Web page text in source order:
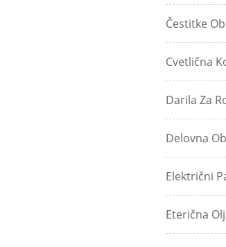
Čestitke
Cvetlična
Darila Za
Delovna
Električni
Eterična